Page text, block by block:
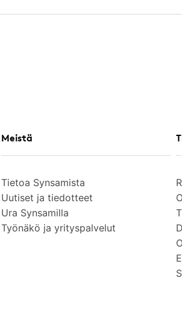
Meistä
Tietoa Synsamista
Uutiset ja tiedotteet
Ura Synsamilla
Työnäkö ja yrityspalvelut